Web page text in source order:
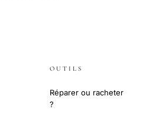
OUTILS
Réparer ou racheter
?